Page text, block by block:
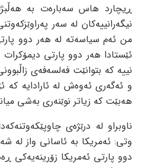
نیگەرانییەکان لە سەر
من ئەم سیاسەتە لە هەر دوو
ئێستادا هەر دوو پارتی دیمۆکرات
نییە کە بتوانێت فەلسەفەی
هەبێت کە زیاتر نوێنەری بەشی
ناوبراو لە درێژەی
وتی: ئەمریکا بە ئاسانی واز لە
دوو پارتی ئەمریکا زۆرینەیەکی